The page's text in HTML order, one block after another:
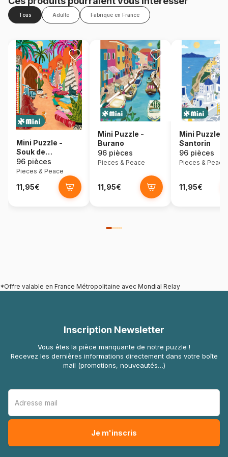
Tous Adulte Fabriqué en France
Mini Puzzle -
Souk de
Marrakech
96 pièces
Pieces & Peace
11,95€
Mini Puzzle -
Burano
96 pièces
Pieces & Peace
11,95€
Mini Puzzle -
Santorin
96 pièces
Pieces & Peace
11,95€
*Offre valable en France Métropolitaine avec Mondial Relay
Inscription Newsletter
Vous êtes la pièce manquante de notre puzzle !
Recevez les dernières informations directement dans votre boîte
mail (promotions, nouveautés…)